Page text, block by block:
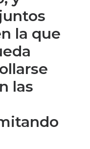
la que
las